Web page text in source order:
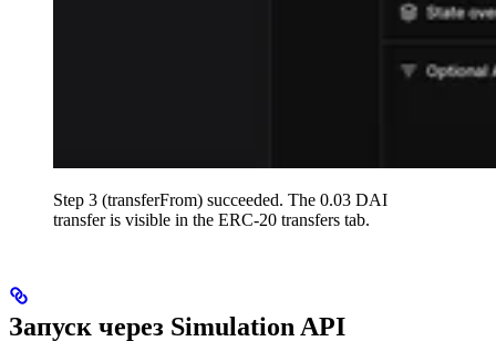
Step 3 (transferFrom) succeeded. The 0.03 DAI
transfer is visible in the ERC-20 transfers tab.
Запуск через Simulation API